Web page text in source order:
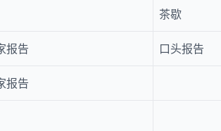
茶歇
报告 口头报告
报告